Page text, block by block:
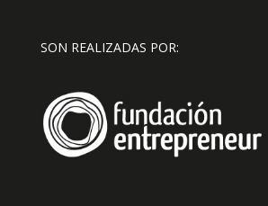
SON REALIZADAS POR: